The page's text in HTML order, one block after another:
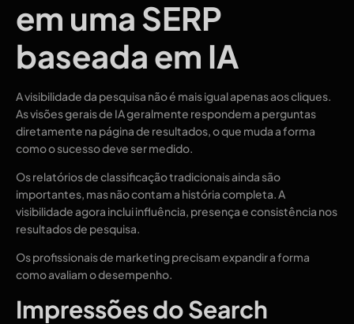
em uma SERP
baseada em IA
A visibilidade da pesquisa não é mais igual apenas aos cliques.
As visões gerais de IA geralmente respondem a perguntas
diretamente na página de resultados, o que muda a forma
como o sucesso deve ser medido.
Os relatórios de classificação tradicionais ainda são
importantes, mas não contam a história completa. A
visibilidade agora inclui influência, presença e consistência nos
resultados de pesquisa.
Os profissionais de marketing precisam expandir a forma
como avaliam o desempenho.
Impressões do Search